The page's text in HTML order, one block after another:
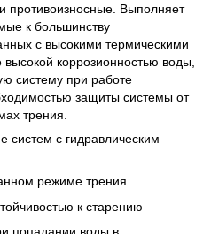
противоизносные. Выполняет
к большинству
с высокими термическими
коррозионностью воды,
систему при работе
защиты системы от
трения.
систем с гидравлическим
режиме трения
к старению